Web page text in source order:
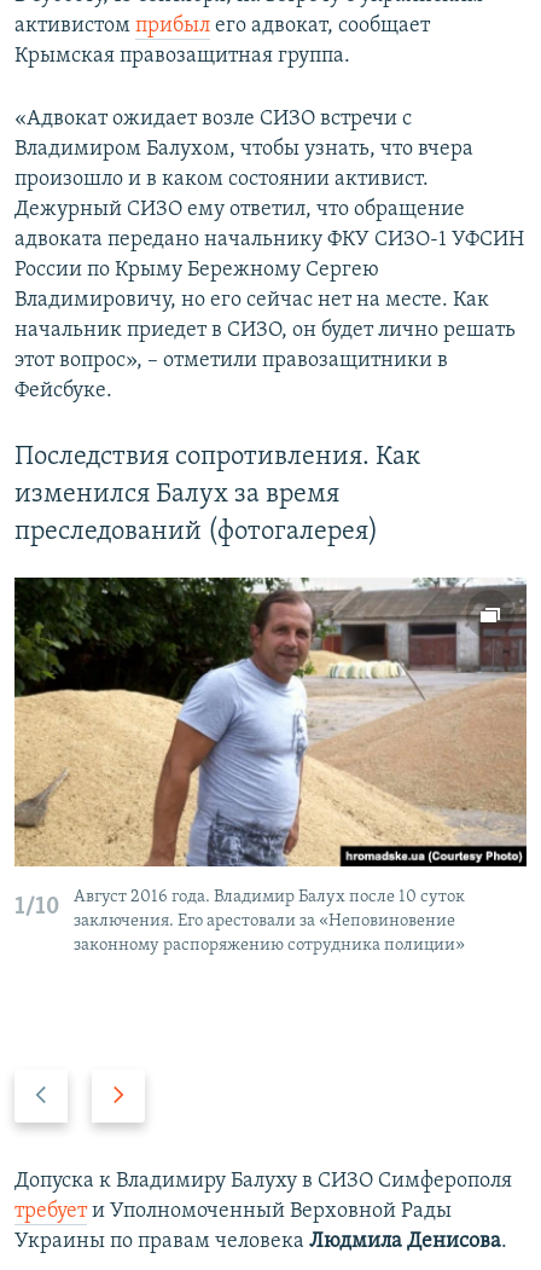
активистом прибыл его адвокат, сообщает
Крымская правозащитная группа.
«Адвокат ожидает возле СИЗО встречи с
Владимиром Балухом, чтобы узнать, что вчера
произошло и в каком состоянии активист.
Дежурный СИЗО ему ответил, что обращение
адвоката передано начальнику ФКУ СИЗО-1 УФСИН
России по Крыму Бережному Сергею
Владимировичу, но его сейчас нет на месте. Как
начальник приедет в СИЗО, он будет лично решать
этот вопрос», – отметили правозащитники в
Фейсбуке.
Последствия сопротивления. Как
изменился Балух за время
преследований (фотогалерея)
1/10
Август 2016 года. Владимир Балух после 10 суток
заключения. Его арестовали за «Неповиновение
законному распоряжению сотрудника полиции»
д
ы
д
д
у
ю
Допуска к Владимиру Балуху в СИЗО Симферополя
требуети Уполномоченный Верховной Рады
Украины по правам человека Людмила Денисова.